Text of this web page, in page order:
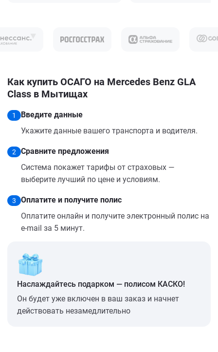
Как купить ОСАГО на Mercedes Benz GLA
Class в Мытищах
1
Введите данные
Укажите данные вашего транспорта и водителя.
2
Сравните предложения
Система покажет тарифы от страховых —
выберите лучший по цене и условиям.
3
Оплатите и получите полис
Оплатите онлайн и получите электронный полис на
e-mail за 5 минут.
Наслаждайтесь подарком — полисом КАСКО!
Он будет уже включен в ваш заказ и начнет
действовать незамедлительно